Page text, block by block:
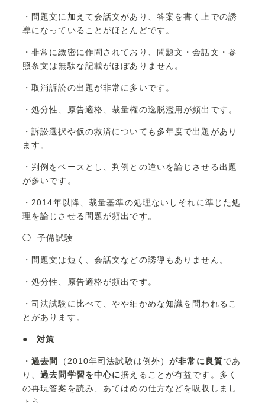
・問題文に加えて会話文があり、答案を書く上での誘
導になっていることがほとんどです。
・非常に緻密に作問されており、問題文・会話文・参
照条文は無駄な記載がほぼありません。
・取消訴訟の出題が非常に多いです。
・処分性、原告適格、裁量権の逸脱濫用が頻出です。
・訴訟選択や仮の救済についても多年度で出題があり
ます。
・判例をベースとし、判例との違いを論じさせる出題
が多いです。
・2014年以降、裁量基準の処理ないしそれに準じた処
理を論じさせる問題が頻出です。
◯ 予備試験
・問題文は短く、会話文などの誘導もありません。
・処分性、原告適格が頻出です。
・司法試験に比べて、やや細かめな知識を問われるこ
とがあります。
●対策
・過去問 （2010年司法試験は例外）が非常に良質であ
り、過去問学習を中心に据えることが有益です。多く
の再現答案を読み、あてはめの仕方などを吸収しまし